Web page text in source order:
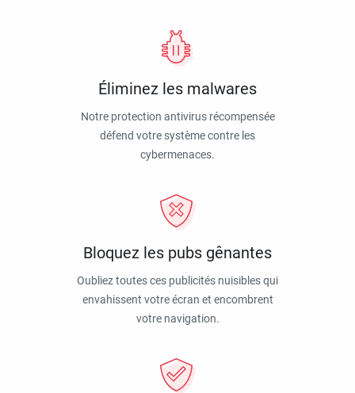
Éliminez les malwares
Notre protection antivirus récompensée
défend votre système contre les
cybermenaces.
Bloquez les pubs gênantes
Oubliez toutes ces publicités nuisibles qui
envahissent votre écran et encombrent
votre navigation.